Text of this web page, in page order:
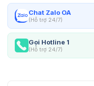
Chat Zalo OA
(Hỗ trợ 24/7)
Gọi Hotline 1
(Hỗ trợ 24/7)